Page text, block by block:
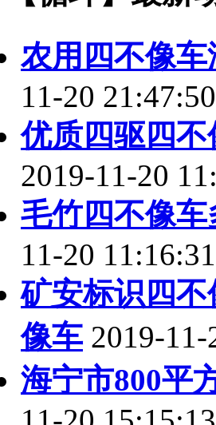
农用四不像
11-20 21:47:50
优质四驱四
2019-11-20
毛竹四不像
11-20 11:16:31
矿安标识四
像车 2019-
海宁市800平